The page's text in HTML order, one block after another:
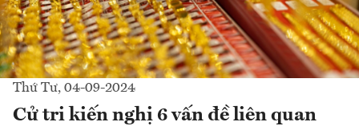
Thứ Tư, 04-09-2024
Cử tri kiến nghị 6 vấn đề liên quan